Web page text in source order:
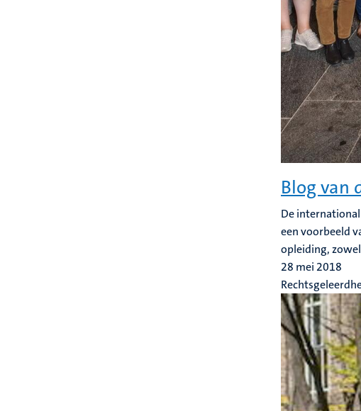
Blog van
De
een voorbeeld
opleiding,
28 mei 2018